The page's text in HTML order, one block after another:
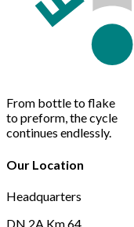
From bottle to flake
to preform, the cycle
continues endlessly.
Our Location
Headquarters
DN 2A Km 64